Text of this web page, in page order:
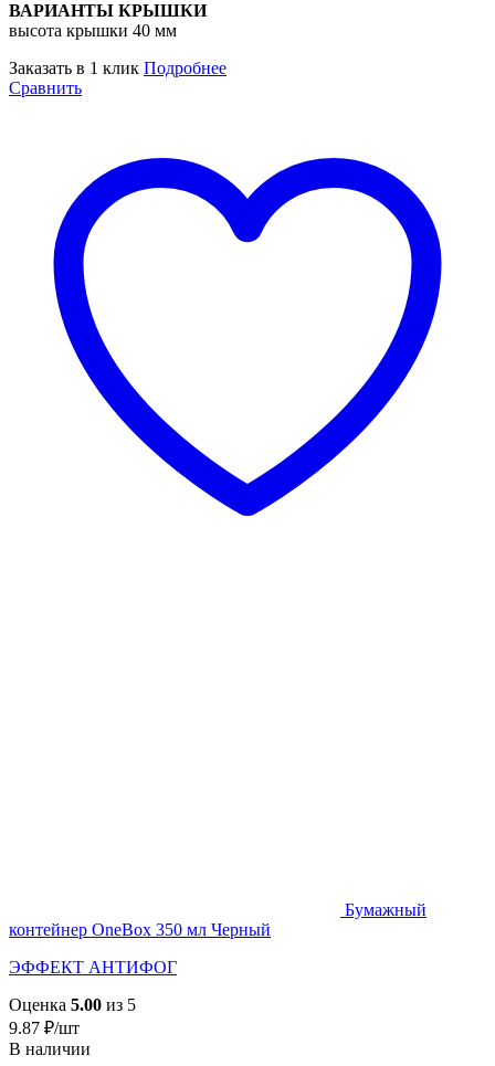
ВАРИАНТЫ КРЫШКИ
высота крышки 40 мм
Заказать в 1 клик Подробнее
Сравнить
Бумажный
контейнер OneBox 350 мл Черный
ЭФФЕКТ АНТИФОГ
Оценка 5.00 из 5
9.87 ₽/шт
В наличии